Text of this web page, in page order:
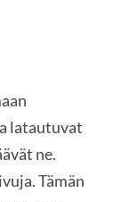
latautuvat
ne.
Tämän